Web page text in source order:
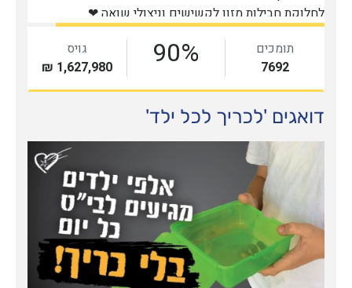
דואגים 'לכריך לכל ילד'